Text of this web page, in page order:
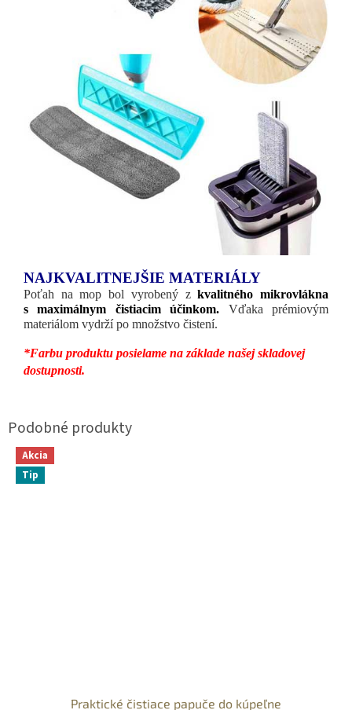
NAJKVALITNEJŠIE MATERIÁLY
Poťah na mop bol vyrobený zkvalitného mikrovlákna
s maximálnym čistiacim účinkom.
Vďaka prémiovým
materiálom vydrží po množstvo čistení.
*Farbu produktu posielame na základe našej skladovej
dostupnosti.
Akcia
Tip
Praktické čistiace papuče do kúpeľne